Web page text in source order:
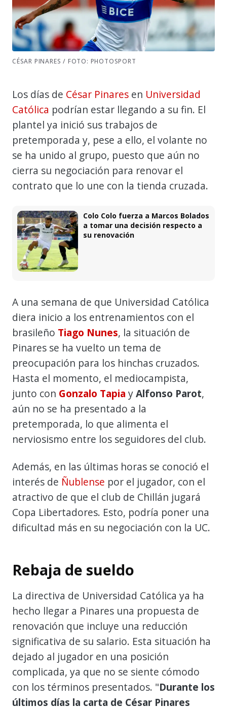
CÉSAR PINARES / FOTO: PHOTOSPORT
Los días de César Pinares en Universidad
Católica podrían estar llegando a su fin. El
plantel ya inició sus trabajos de
pretemporada y, pese a ello, el volante no
se ha unido al grupo, puesto que aún no
cierra su negociación para renovar el
contrato que lo une con la tienda cruzada.
Colo Colo fuerza a Marcos Bolados
a tomar una decisión respecto a
su renovación
A una semana de que Universidad Católica
diera inicio a los entrenamientos con el
brasileño Tiago Nunes, la situación de
Pinares se ha vuelto un tema de
preocupación para los hinchas cruzados.
Hasta el momento, el mediocampista,
junto con Gonzalo Tapia yAlfonso Parot,
aún no se ha presentado a la
pretemporada, lo que alimenta el
nerviosismo entre los seguidores del club.
Además, en las últimas horas se conoció el
interés de Ñublense por el jugador, con el
atractivo de que el club de Chillán jugará
Copa Libertadores. Esto, podría poner una
dificultad más en su negociación con la UC.
Rebaja de sueldo
La directiva de Universidad Católica ya ha
hecho llegar a Pinares una propuesta de
renovación que incluye una reducción
significativa de su salario. Esta situación ha
dejado al jugador en una posición
complicada, ya que no se siente cómodo
con los términos presentados. "Durante los
últimos días la carta de César Pinares